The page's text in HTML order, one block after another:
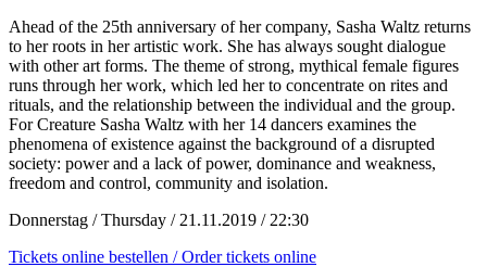
Ahead of the 25th anniversary of her company, Sasha Waltz returns
to her roots in her artistic work. She has always sought dialogue
with other art forms. The theme of strong, mythical female figures
runs through her work, which led her to concentrate on rites and
rituals, and the relationship between the individual and the group.
For Creature Sasha Waltz with her 14 dancers examines the
phenomena of existence against the background of a disrupted
society: power and a lack of power, dominance and weakness,
freedom and control, community and isolation.
Donnerstag / Thursday / 21.11.2019 / 22:30
Tickets online bestellen / Order tickets online